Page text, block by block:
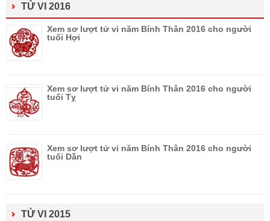
TỬ VI 2016
Xem sơ lượt tử vi năm Bính Thân 2016 cho người
tuổi Hợi
Xem sơ lượt tử vi năm Bính Thân 2016 cho người
tuổi Tỵ
Xem sơ lượt tử vi năm Bính Thân 2016 cho người
tuổi Dần
TỬ VI 2015